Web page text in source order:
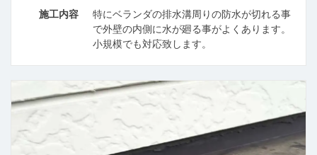
施工内容
特にベランダの排水溝周りの防水が切れる事
で外壁の内側に水が廻る事がよくあります。
小規模でも対応致します。